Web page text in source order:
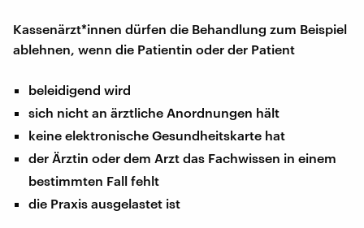
Kassenärzt*innen dürfen die Behandlung zum Beispiel
ablehnen, wenn die Patientin oder der Patient
beleidigend wird
sich nicht an ärztliche Anordnungen hält
keine elektronische Gesundheitskarte hat
der Ärztin oder dem Arzt das Fachwissen in einem
bestimmten Fall fehlt
die Praxis ausgelastet ist